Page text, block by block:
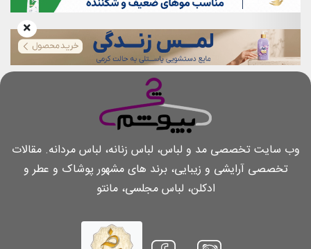
وب سایت تخصصی مد و لباس، لباس زنانه، لباس مردانه. مقالات
تخصصی آرایشی و زیبایی، برند های مشهور پوشاک و عطر و
ادکلن، لباس مجلسی، مانتو